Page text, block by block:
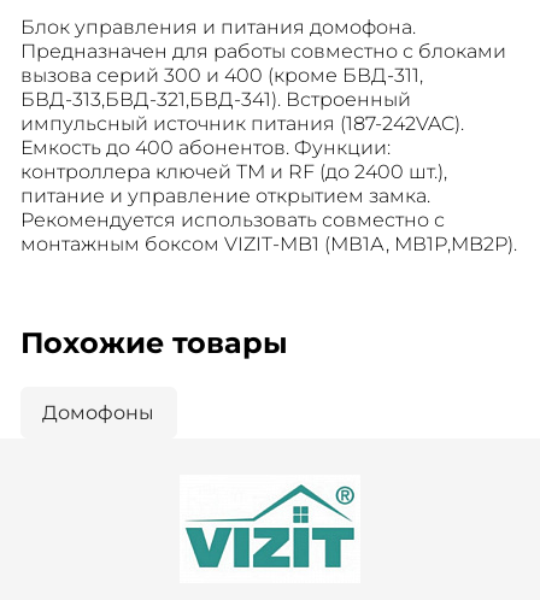
Блок управления и питания домофона.
Предназначен для работы совместно с блоками
вызова серий 300 и 400 (кроме БВД-311,
БВД-313,БВД-321,БВД-341). Встроенный
импульсный источник питания (187-242VAC).
Емкость до 400 абонентов. Функции:
контроллера ключей ТМ и RF (до 2400 шт.),
питание и управление открытием замка.
Рекомендуется использовать совместно с
монтажным боксом VIZIT-MB1 (МВ1А, МВ1Р,MB2Р).
Похожие товары
Домофоны